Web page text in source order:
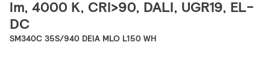
lm, 4000 K, CRI>90, DALI, UGR19, EL-
DC
SM340C 35S/940 DEIA MLO L150 WH